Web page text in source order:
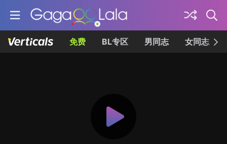
免费 BL专区 男同志 女同志